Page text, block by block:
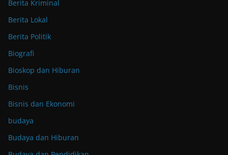
Berita Kriminal
Berita Lokal
Berita Politik
Biografi
Bioskop dan Hiburan
Bisnis
Bisnis dan Ekonomi
budaya
Budaya dan Hiburan